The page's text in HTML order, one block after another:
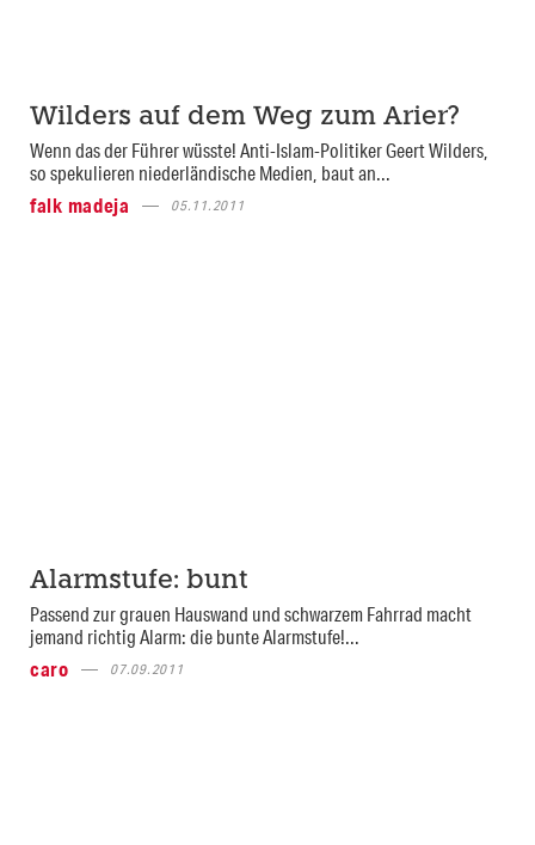
Wilders auf dem Weg zum Arier?
Wenn das der Führer wüsste! Anti-Islam-Politiker Geert Wilders,
so spekulieren niederländische Medien, baut an...
falk madeja
05.11.2011
Alarmstufe: bunt
Passend zur grauen Hauswand und schwarzem Fahrrad macht
jemand richtig Alarm: die bunte Alarmstufe!...
caro
07.09.2011